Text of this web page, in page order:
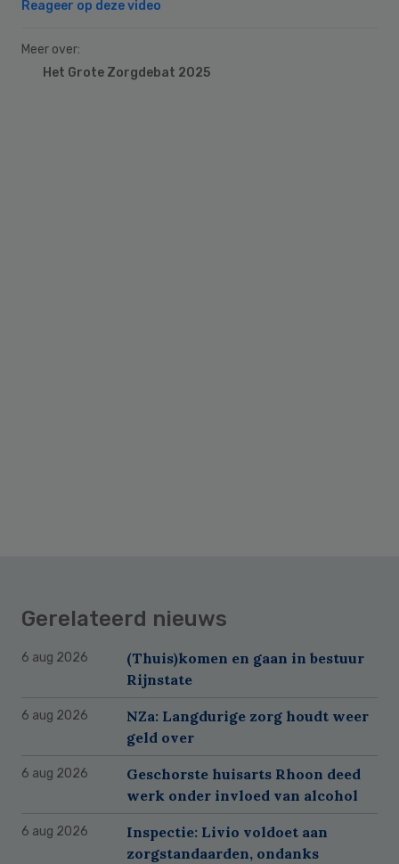
Reageer op deze video
Meer over:
Het Grote Zorgdebat 2025
Gerelateerd nieuws
6 aug 2026
(Thuis)komen en gaan in bestuur
Rijnstate
6 aug 2026
NZa: Langdurige zorg houdt weer
geld over
6 aug 2026
Geschorste huisarts Rhoon deed
werk onder invloed van alcohol
6 aug 2026
Inspectie: Livio voldoet aan
zorgstandaarden, ondanks